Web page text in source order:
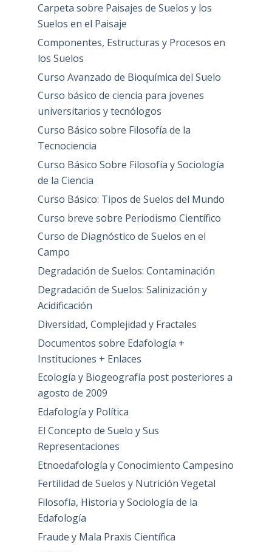
Carpeta sobre Paisajes de Suelos y los
Suelos en el Paisaje
Componentes, Estructuras y Procesos en
los Suelos
Curso Avanzado de Bioquímica del Suelo
Curso básico de ciencia para jovenes
universitarios y tecnólogos
Curso Básico sobre Filosofía de la
Tecnociencia
Curso Básico Sobre Filosofía y Sociología
de la Ciencia
Curso Básico: Tipos de Suelos del Mundo
Curso breve sobre Periodismo Científico
Curso de Diagnóstico de Suelos en el
Campo
Degradación de Suelos: Contaminación
Degradación de Suelos: Salinización y
Acidificación
Diversidad, Complejidad y Fractales
Documentos sobre Edafología +
Instituciones + Enlaces
Ecología y Biogeografía post posteriores a
agosto de 2009
Edafología y Política
El Concepto de Suelo y Sus
Representaciones
Etnoedafología y Conocimiento Campesino
Fertilidad de Suelos y Nutrición Vegetal
Filosofía, Historia y Sociología de la
Edafología
Fraude y Mala Praxis Científica